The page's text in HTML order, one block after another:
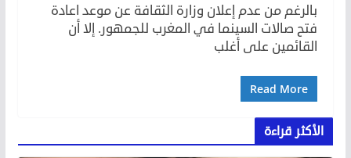
بالرغم من عدم إعلان وزارة الثقافة عن موعد اعادة
فتح صالات السينما في المغرب للجمهور. إلا أن
القائمين على أغلب
Read More
الأكثر قراءة